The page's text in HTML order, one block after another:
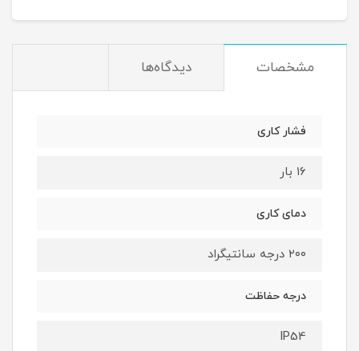
مشخصات دیدگاه‌ها
فشار کاری
۱۶ بار
دمای کاری
۲۰۰ درجه سانتیگراد
درجه حفاظت
IP54